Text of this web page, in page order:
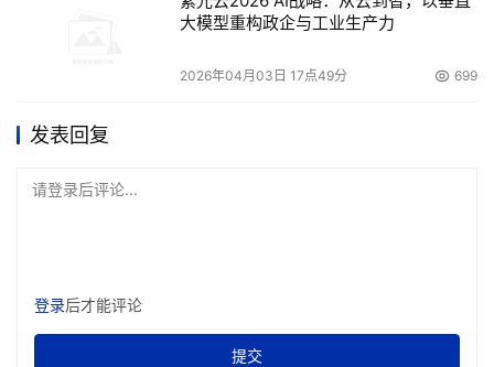
大模型重构政企与工业生产力
2026年04月03日 17点49分 699
发表回复
请登录后评论...
登录后才能评论
提交